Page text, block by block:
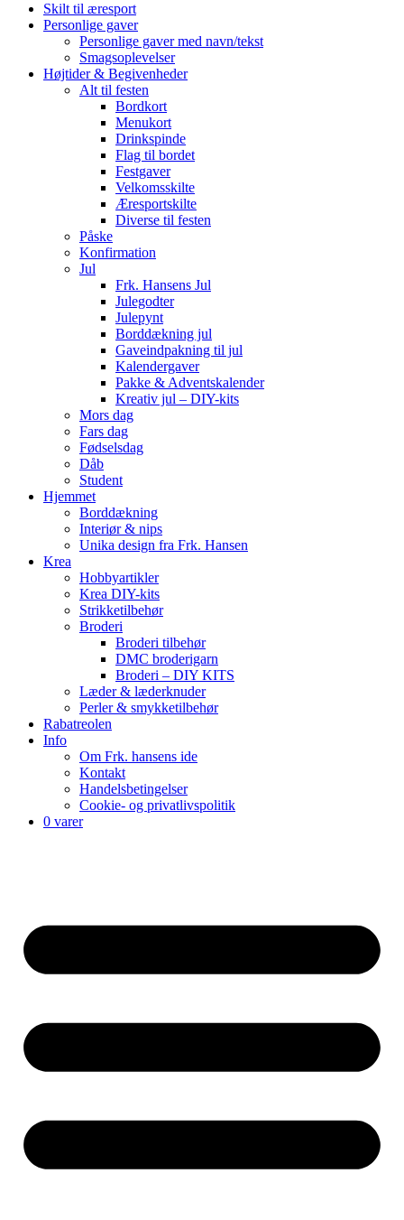
Skilt til æresport
Personlige gaver
Personlige gaver med navn/tekst
Smagsoplevelser
Højtider & Begivenheder
Alt til festen
Bordkort
Menukort
Drinkspinde
Flag til bordet
Festgaver
Velkomsskilte
Æresportskilte
Diverse til festen
Påske
Konfirmation
Jul
Frk. Hansens Jul
Julegodter
Julepynt
Borddækning jul
Gaveindpakning til jul
Kalendergaver
Pakke & Adventskalender
Kreativ jul – DIY-kits
Mors dag
Fars dag
Fødselsdag
Dåb
Student
Hjemmet
Borddækning
Interiør & nips
Unika design fra Frk. Hansen
Krea
Hobbyartikler
Krea DIY-kits
Strikketilbehør
Broderi
Broderi tilbehør
DMC broderigarn
Broderi – DIY KITS
Læder & læderknuder
Perler & smykketilbehør
Rabatreolen
Info
Om Frk. hansens ide
Kontakt
Handelsbetingelser
Cookie- og privatlivspolitik
0 varer